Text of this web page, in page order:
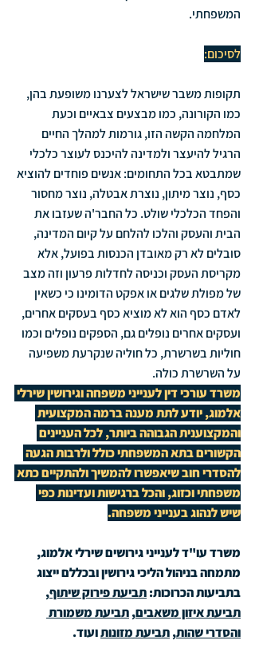
המשפחתי.
לסיכום:
תקופות משבר שישראל לצערנו משופעת בהן,
כמו הקורונה, כמו מבצעים צבאיים וכעת
המלחמה הקשה הזו, גורמות למהלך החיים
הרגיל להיעצר ולמדינה להיכנס לעוצר כלכלי
שמתבטא בכל התחומים: אנשים פוחדים להוציא
כסף, נוצר מיתון, נוצרת אבטלה, נוצר מחסור
והפחד הכלכלי שולט. כל החבר'ה שעזבו את
הבית והעסק והלכו להלחם על קיום המדינה,
סובלים לא רק מאובדן הכנסות בפועל, אלא
מקריסת העסק וכניסה לחדלות פרעון וזה מצב
של מפולת שלגים או אפקט הדומינו כי כשאין
לאדם כסף הוא לא מוציא כסף בעסקים אחרים,
ועסקים אחרים נופלים גם, הספקים נופלים וכמו
חוליות בשרשרת, כל חוליה שנקרעת משפיעה
על השרשרת כולה.
משרד עורכי דין לענייני משפחה וגירושין שירלי
אלמוג, יודע לתת מענה ברמה המקצועית
והמקצוענית הגבוהה ביותר, לכל העניינים
הקשורים בתא המשפחתי כולל ולרבות הגעה
להסדרי חוב שיאפשרו להמשיך ולהתקיים כתא
משפחתי וכזוג, והכל ברגישות ועדינות כפי
שיש לנהוג בענייני משפחה.
משרד עו"ד לענייני גירושים שירלי אלמוג,
מתמחה בניהול הליכי גירושין ובכללם ייצוג
בתביעות הכרוכות: תביעת פירוק שיתוף,
תביעת איזון משאבים, תביעת משמורת
והסדרי שהות, תביעת מזונות ועוד.